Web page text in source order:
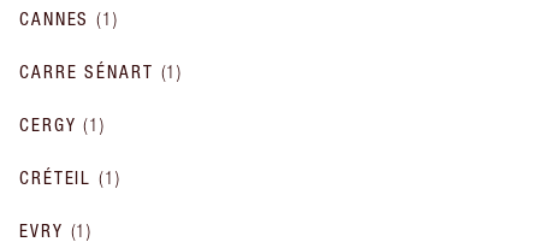
CANNES (1)
CARRE SÉNART (1)
CERGY (1)
CRÉTEIL (1 )
EVRY (1)